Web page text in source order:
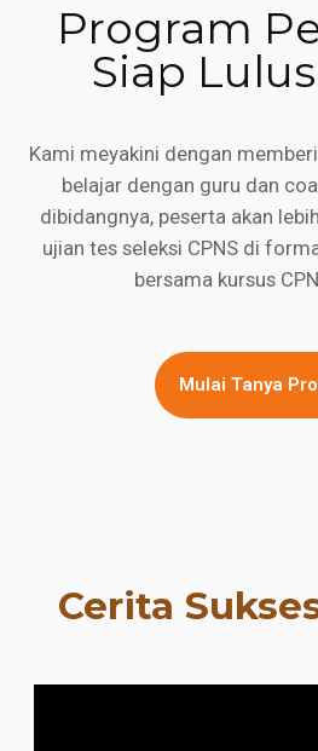
Program
Siap
Kami meyakini dengan
belajar dengan guru dan
dibidangnya, peserta akan
ujian tes seleksi CPNS di
bersama kursus
Mulai Tanya
Cerita